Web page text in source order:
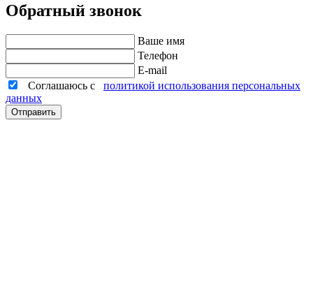
Обратный звонок
Ваше имя
Телефон
E-mail
Соглашаюсь с политикой использования персональных
данных
Отправить